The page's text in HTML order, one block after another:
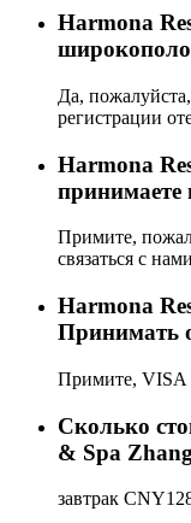
Harmona
Да,
регистрации
Harmona
принимаете
Примите,
связаться с
Harmona
Принимать
Примите, VISA
Сколько
& Spa
завтрак